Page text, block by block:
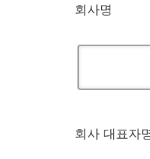
회사명
회사 대표자